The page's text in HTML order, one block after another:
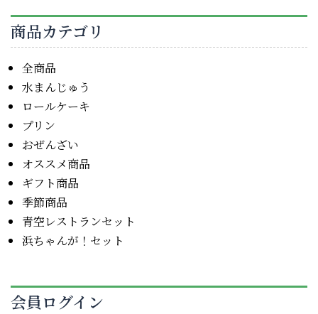
商品カテゴリ
全商品
水まんじゅう
ロールケーキ
プリン
おぜんざい
オススメ商品
ギフト商品
季節商品
青空レストランセット
浜ちゃんが！セット
会員ログイン